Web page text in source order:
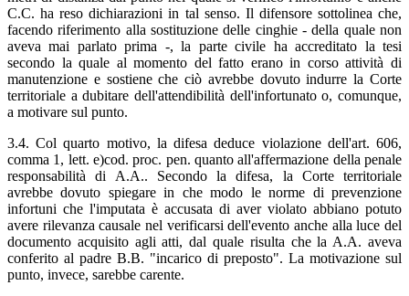
C.C. ha reso dichiarazioni in tal senso. Il difensore sottolinea che,
facendo riferimento alla sostituzione delle cinghie - della quale non
aveva mai parlato prima -, la parte civile ha accreditato la tesi
secondo la quale al momento del fatto erano in corso attività di
manutenzione e sostiene che ciò avrebbe dovuto indurre la Corte
territoriale a dubitare dell'attendibilità dell'infortunato o, comunque,
a motivare sul punto.
3.4. Col quarto motivo, la difesa deduce violazione dell'art. 606,
comma 1, lett. e)cod. proc. pen. quanto all'affermazione della penale
responsabilità di A.A.. Secondo la difesa, la Corte territoriale
avrebbe dovuto spiegare in che modo le norme di prevenzione
infortuni che l'imputata è accusata di aver violato abbiano potuto
avere rilevanza causale nel verificarsi dell'evento anche alla luce del
documento acquisito agli atti, dal quale risulta che la A.A. aveva
conferito al padre B.B. "incarico di preposto". La motivazione sul
punto, invece, sarebbe carente.